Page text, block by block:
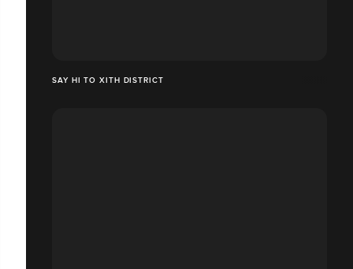
SAY HI TO XITH DISTRICT